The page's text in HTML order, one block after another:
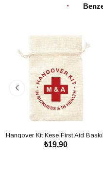
Hangover Kit Kese First Aid
Kese - Bekarlığa Veda Partisi
₺19,90